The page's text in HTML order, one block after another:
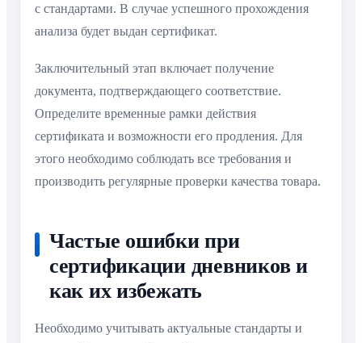
с стандартами. В случае успешного прохождения
анализа будет выдан сертификат.
Заключительный этап включает получение
документа, подтверждающего соответствие.
Определите временные рамки действия
сертификата и возможности его продления. Для
этого необходимо соблюдать все требования и
производить регулярные проверки качества товара.
Частые ошибки при
сертификации дневников и
как их избежать
Необходимо учитывать актуальные стандарты и